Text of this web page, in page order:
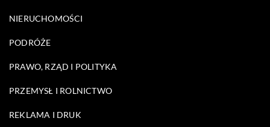
NIERUCHOMOŚCI
PODRÓŻE
PRAWO, RZĄD I POLITYKA
PRZEMYSŁ I ROLNICTWO
REKLAMA I DRUK